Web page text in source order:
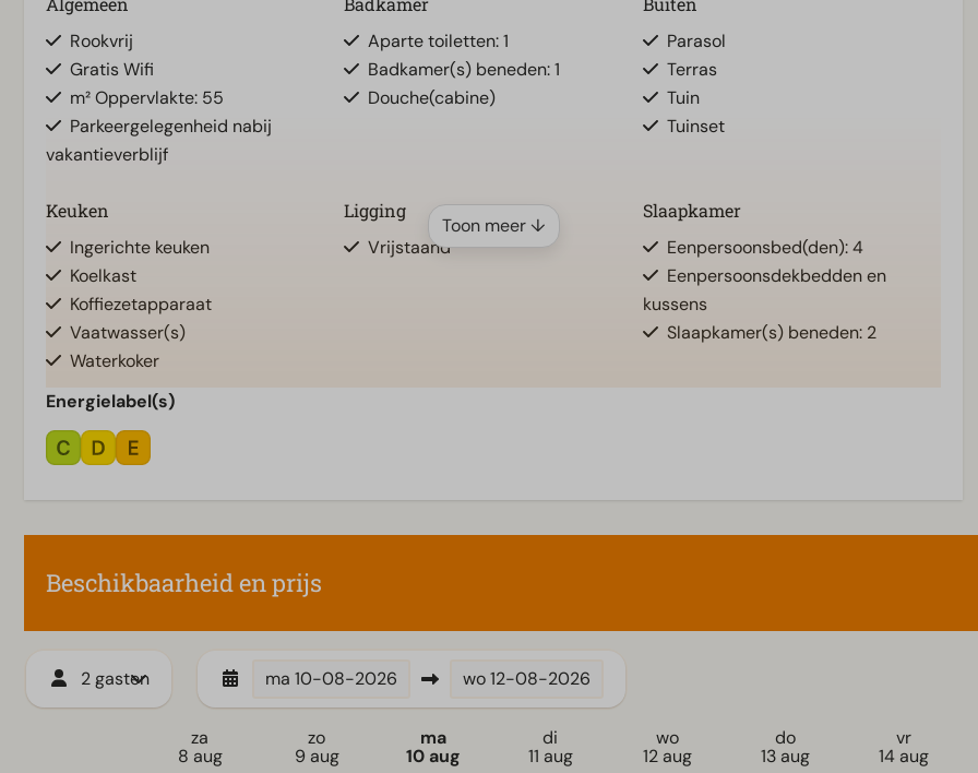
Rookvrij
Gratis Wifi
m² Oppervlakte: 55
Parkeergelegenheid nabij
vakantieverblijf
Aparte toiletten: 1
Badkamer(s) beneden: 1
Douche(cabine)
Parasol
Terras
Tuin
Tuinset
Keuken
Ingerichte keuken
Koelkast
Koffiezetapparaat
Vaatwasser(s)
Waterkoker
Ligging
Vrijstaand
Slaapkamer
Eenpersoonsbed(den): 4
Eenpersoonsdekbedden en
kussens
Slaapkamer(s) beneden: 2
Toegankelijkheid
Gelijkvloers
Toon meer ↓
Energielabel(s)
Beschikbaarheid en prijs
2 gasten ma 10-08-2026 wo12-08-2026
za
8 aug
zo
9 aug
ma
10 aug
di
11 aug
wo
12 aug
do
13 aug
vr
14 aug